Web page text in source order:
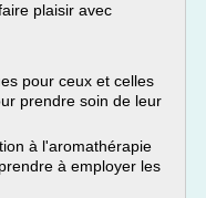
plaisir avec
pour ceux et celles
prendre soin de leur
à l'aromathérapie
à employer les